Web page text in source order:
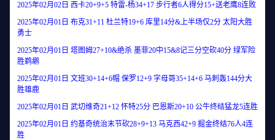
2025年02月02日 西卡20+9+5 特雷-杨34+17 步行者6人得分15+送老鹰8连败
2025年02月01日 布克31+11 杜兰特19+6 库里14分&上半场仅2分 太阳大胜
勇士
2025年02月01日 塔图姆27+10&绝杀 墨菲20中15&8记三分空砍40分 绿军险
胜鹈鹕
2025年02月01日 文班30+14+6帽 保罗12+9 字母哥35+14+6 马刺轰144分大
胜雄鹿
2025年02月01日 武切维奇21+12 怀特25分 巴恩斯20+10 公牛终结猛龙5连胜
2025年02月01日 约基奇统治末节砍28+9+13 马克西42+9 掘金终结76人4连
胜